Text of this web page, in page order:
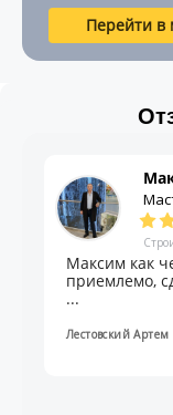
Перейти в
Приехали
сделали
Владимир